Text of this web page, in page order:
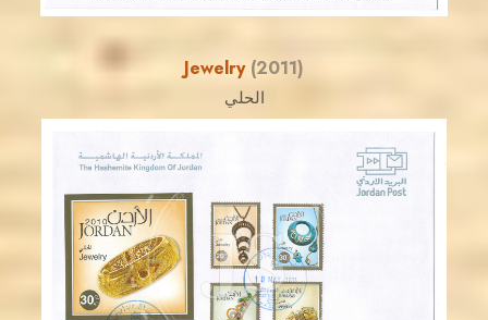
Jewelry (2011)
الحلي
JS
JORDANSTAMPS.COM